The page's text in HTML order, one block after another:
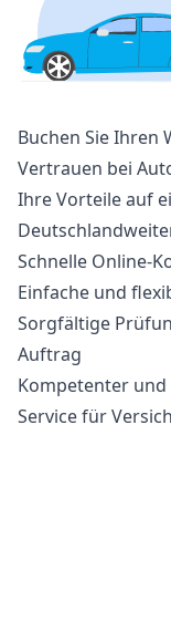
Buchen Sie Ihren
Vertrauen bei
Ihre Vorteile auf
Schnelle Online-
Einfache und
Sorgfältige
Auftrag
Kompetenter
Service für